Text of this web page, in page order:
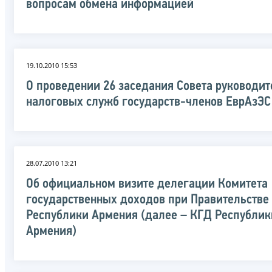
вопросам обмена информацией
19.10.2010 15:53
О проведении 26 заседания Совета
налоговых служб государств-членов ЕврАзЭС
28.07.2010 13:21
Об официальном визите делегации Комитета
государственных доходов при Правительстве
Республики Армения (далее – КГД
Армения)